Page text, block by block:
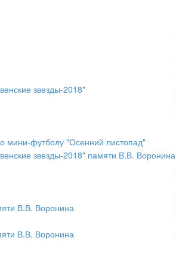
звезды-2018"
мини-футболу "Осенний листопад"
звезды-2018" памяти В.В. Воронина
В.В. Воронина
В.В. Воронина